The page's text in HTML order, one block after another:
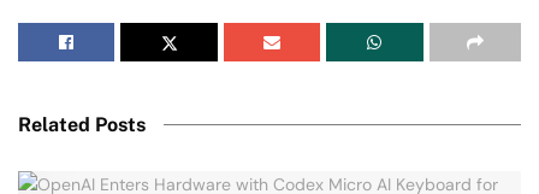
Related Posts